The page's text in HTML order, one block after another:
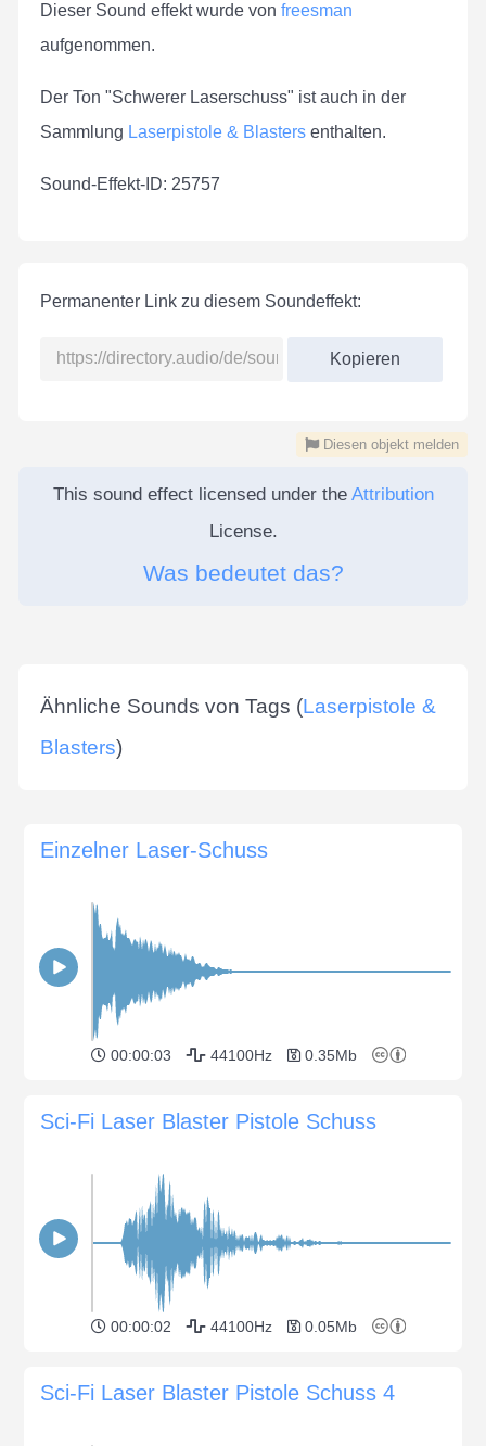
Dieser Sound effekt wurde von freesman
aufgenommen.
Der Ton "Schwerer Laserschuss" ist auch in der
Sammlung Laserpistole & Blasters enthalten.
Sound-Effekt-ID: 25757
Permanenter Link zu diesem Soundeffekt:
Kopieren
Diesen objekt melden
This sound effect licensed under the Attribution
License.
Was bedeutet das?
Ähnliche Sounds von Tags (Laserpistole &
Blasters)
Einzelner Laser-Schuss
00:00:03 44100Hz 0.35Mb
Sci-Fi Laser Blaster Pistole Schuss
00:00:02 44100Hz 0.05Mb
Sci-Fi Laser Blaster Pistole Schuss 4